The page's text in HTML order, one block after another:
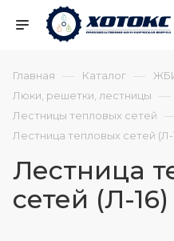
Главная — Каталог —
Люки, решетки, лестницы —
Лестницы тепловых сетей
Лестница тепловых сетей (Л-
Лестница
сетей (Л-16)